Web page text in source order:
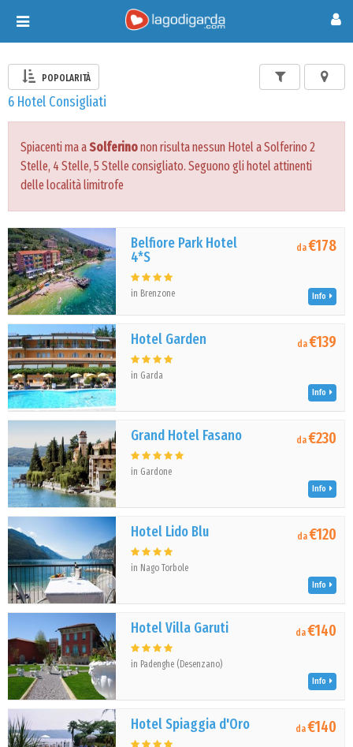
Toggle
navigation
POPOLARITÀ
6 Hotel Consigliati
Spiacenti ma aSolferinonon risulta nessun Hotel a Solferino 2
Stelle, 4 Stelle, 5 Stelle consigliato. Seguono gli hotel attinenti
delle località limitrofe
Belfiore Park Hotel
4*S
in Brenzone
da€178
Info
Hotel Garden
in Garda
da€139
Info
Grand Hotel Fasano
in Gardone
da€230
Info
Hotel Lido Blu
in Nago Torbole
da€120
Info
Hotel Villa Garuti
in Padenghe (Desenzano)
da€140
Info
Hotel Spiaggia d'Oro da€140